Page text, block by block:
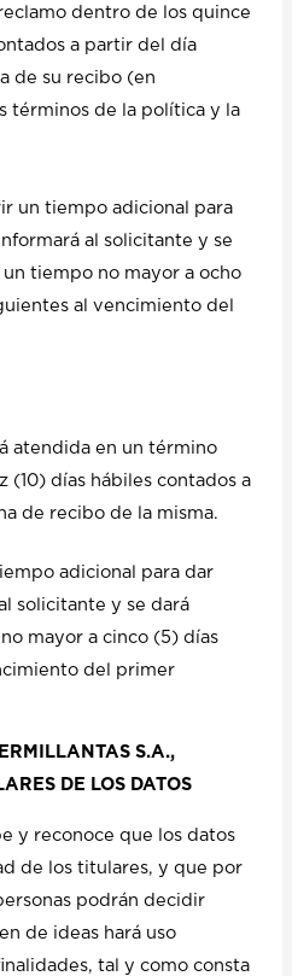
dentro de los quince
a partir del día
de su recibo (en
términos de la política y la
un tiempo adicional para
al solicitante y se
tiempo no mayor a ocho
al vencimiento del
atendida en un término
(10) días hábiles contados a
de recibo de la misma.
adicional para dar
solicitante y se dará
mayor a cinco (5) días
del primer
S.A.,
DE LOS DATOS
y reconoce que los datos
de los titulares, y que por
podrán decidir
de ideas hará uso
tal y como consta